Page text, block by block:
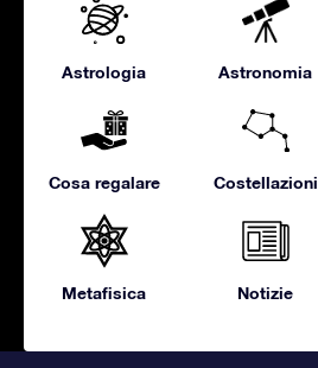
Astrologia Astronomia
Cosa regalare Costellazioni
Metafisica Notizie